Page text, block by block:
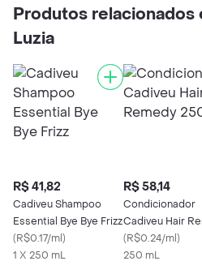
Produtos relacionados
Luzia
R$ 41,82
Cadiveu Shampoo
Essential Bye Bye Frizz
(R$0.17/ml)
1 X 250 mL
R$ 58,14
Condicionador
Cadiveu Hair
250ml
(R$0.24/ml)
250 mL